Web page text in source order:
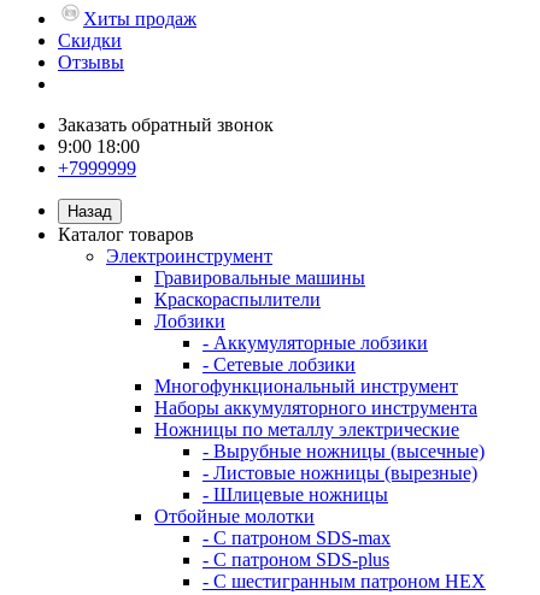
Хиты продаж
Скидки
Отзывы
Заказать обратный звонок
9:00 18:00
+7999999
Назад
Каталог товаров
Электроинструмент
Гравировальные машины
Краскораспылители
Лобзики
- Аккумуляторные лобзики
- Сетевые лобзики
Многофункциональный инструмент
Наборы аккумуляторного инструмента
Ножницы по металлу электрические
- Вырубные ножницы (высечные)
- Листовые ножницы (вырезные)
- Шлицевые ножницы
Отбойные молотки
- С патроном SDS-max
- С патроном SDS-plus
- С шестигранным патроном HEX